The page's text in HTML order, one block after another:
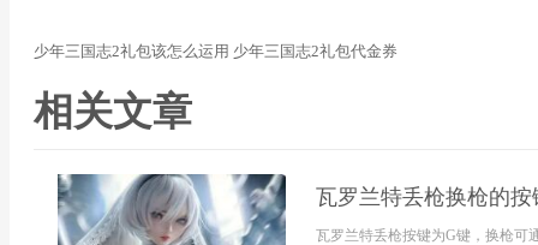
少年三国志2礼包该怎么运用 少年三国志2礼包代金券
相关文章
瓦罗兰特丢枪换枪的
瓦罗兰特丢枪按键为G键，换枪可